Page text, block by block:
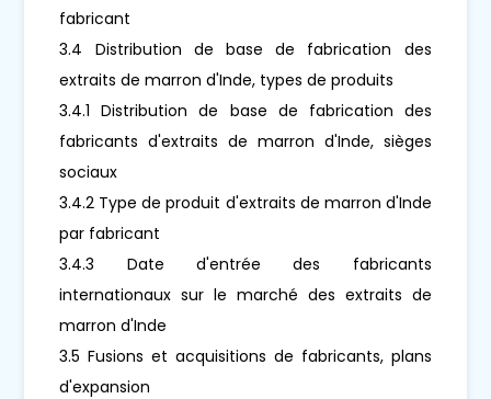
fabricant
3.4 Distribution de base de fabrication des
extraits de marron d'Inde, types de produits
3.4.1 Distribution de base de fabrication des
fabricants d'extraits de marron d'Inde, sièges
sociaux
3.4.2 Type de produit d'extraits de marron d'Inde
par fabricant
3.4.3 Date d'entrée des fabricants
internationaux sur le marché des extraits de
marron d'Inde
3.5 Fusions et acquisitions de fabricants, plans
d'expansion